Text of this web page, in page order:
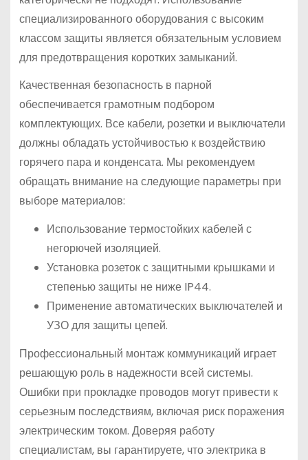
специализированного оборудования с высоким
классом защиты является обязательным условием
для предотвращения коротких замыканий.
Качественная безопасность в парной
обеспечивается грамотным подбором
комплектующих. Все кабели, розетки и выключатели
должны обладать устойчивостью к воздействию
горячего пара и конденсата. Мы рекомендуем
обращать внимание на следующие параметры при
выборе материалов:
Использование термостойких кабелей с
негорючей изоляцией.
Установка розеток с защитными крышками и
степенью защиты не ниже IP44.
Применение автоматических выключателей и
УЗО для защиты цепей.
Профессиональный монтаж коммуникаций играет
решающую роль в надежности всей системы.
Ошибки при прокладке проводов могут привести к
серьезным последствиям, включая риск поражения
электрическим током. Доверяя работу
специалистам, вы гарантируете, что электрика в